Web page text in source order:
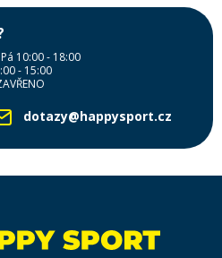
10:00 - 18:00
- 15:00
dotazy@happysport.cz